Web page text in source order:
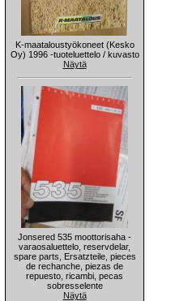
K-maataloustyökoneet (Kesko
Oy) 1996 -tuoteluettelo / kuvasto
Näytä
Jonsered 535 moottorisaha -
varaosaluettelo, reservdelar,
spare parts, Ersatzteile, pieces
de rechanche, piezas de
repuesto, ricambi, pecas
sobresselente
Näytä